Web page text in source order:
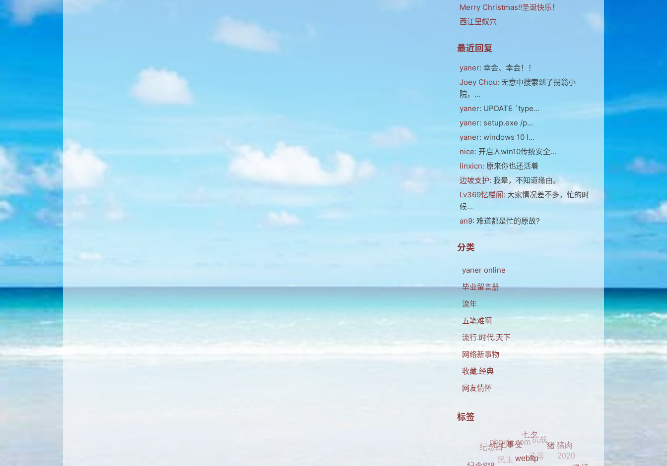
Merry Christmas!!圣诞快乐！
西江里蚁穴
最近回复
yaner: 幸会、幸会！！
Joey Chou: 无意中搜索到了拐翁小
院，...
yaner: UPDATE `type...
yaner: setup.exe /p...
yaner: windows 10 l...
nice: 开启人win10传统安全...
linxicn: 原来你也还活着
边坡支护: 我晕，不知道缘由。
Lv369忆楼阁: 大家情况差不多，忙的时
候...
an9: 难道都是忙的原故?
分类
yaner online
毕业留言册
流年
五笔难啊
流行.时代.天下
网络新事物
收藏.经典
网友情怀
标签
肺炎
2020
猪肉
猪
开会
遗落
抗战
七夕
七七事变
民主
phpidc.com
纪念日